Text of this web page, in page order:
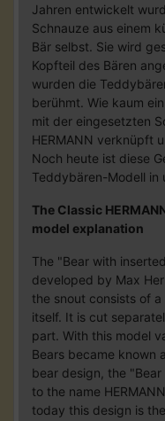
Jahren entwickelt
Schnauze aus einem
Bär selbst. Sie wird
Kopfteil des Bären
wurden die
berühmt. Wie kaum
mit der eingesetzten
HERMANN verknüpft
Noch heute ist diese
Teddybären-Modell in
The Classic
model explanation
The "Bear with
developed by Max
the snout consists of
itself. It is cut
part. With this model
Bears became known
bear design, the
to the name
today this design is